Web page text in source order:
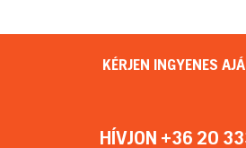
KÉRJEN INGYENES
HÍVJON +36 20